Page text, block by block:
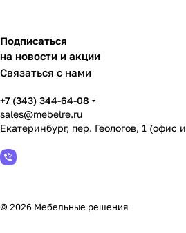
Подписаться
на новости и акции
Связаться с нами
+7 (343) 344-64-08
sales@mebelre.ru
Екатеринбург, пер. Геологов, 1 (офис
© 2026 Мебельные решения